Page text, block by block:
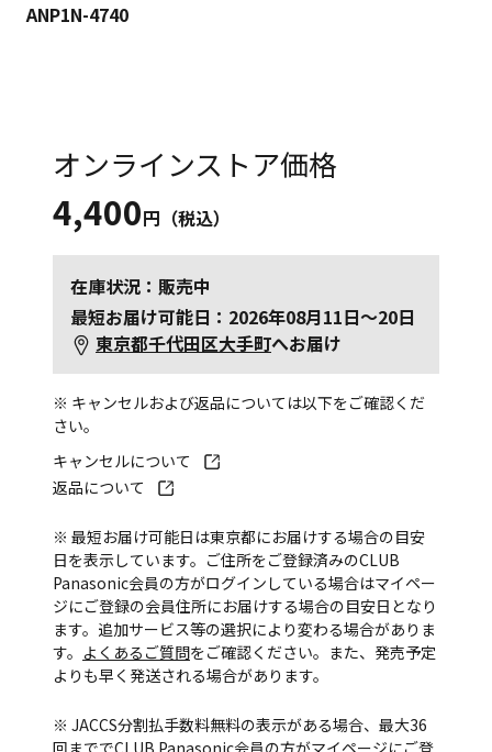
ANP1N-4740
オンラインストア価格
4,400円（税込）
在庫状況：販売中
最短お届け可能日：2026年08月11日～20日
東京都千代田区大手町へお届け
※ キャンセルおよび返品については以下をご確認くだ
さい。
キャンセルについて
返品について
※ 最短お届け可能日は東京都にお届けする場合の目安
日を表示しています。ご住所をご登録済みのCLUB
Panasonic会員の方がログインしている場合はマイペー
ジにご登録の会員住所にお届けする場合の目安日となり
ます。追加サービス等の選択により変わる場合がありま
す。 よくあるご質問をご確認ください。また、発売予定
よりも早く発送される場合があります。
※ JACCS分割払手数料無料の表示がある場合、最大36
回まででCLUB Panasonic会員の方がマイページにご登